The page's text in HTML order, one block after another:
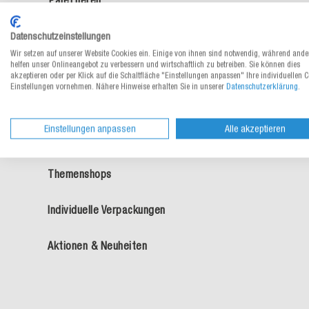
Betriebshygiene &
Arbeitsschutz
Tragetaschen
Lebensmittelverpackungen
Themenshops
Individuelle Verpackungen
Aktionen & Neuheiten
Datenschutzeinstellungen
Wir setzen auf unserer Website Cookies ein. Einige von ihnen sind notwendig, während
helfen unser Onlineangebot zu verbessern und wirtschaftlich zu betreiben. Sie können dies
akzeptieren oder per Klick auf die Schaltfläche "Einstellungen anpassen" Ihre individuellen
Einstellungen vornehmen. Nähere Hinweise erhalten Sie in unserer Datenschutzerklärung.
Einstellungen anpassen Alle akzeptieren